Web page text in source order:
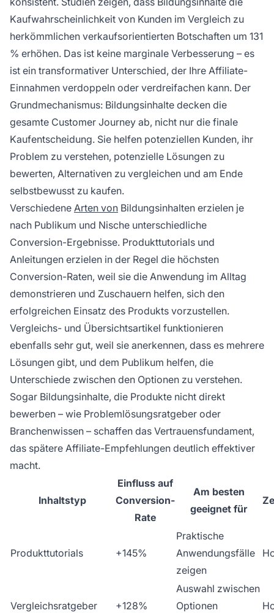
Kaufwahrscheinlichkeit von Kunden im Vergleich zu
herkömmlichen verkaufsorientierten Botschaften um 131
% erhöhen. Das ist keine marginale Verbesserung – es
ist ein transformativer Unterschied, der Ihre Affiliate-
Einnahmen verdoppeln oder verdreifachen kann. Der
Grundmechanismus: Bildungsinhalte decken die
gesamte Customer Journey ab, nicht nur die finale
Kaufentscheidung. Sie helfen potenziellen Kunden, ihr
Problem zu verstehen, potenzielle Lösungen zu
bewerten, Alternativen zu vergleichen und am Ende
selbstbewusst zu kaufen.
Verschiedene Arten von Bildungsinhalten erzielen je
nach Publikum und Nische unterschiedliche
Conversion-Ergebnisse. Produkttutorials und
Anleitungen erzielen in der Regel die höchsten
Conversion-Raten, weil sie die Anwendung im Alltag
demonstrieren und Zuschauern helfen, sich den
erfolgreichen Einsatz des Produkts vorzustellen.
Vergleichs- und Übersichtsartikel funktionieren
ebenfalls sehr gut, weil sie anerkennen, dass es mehrere
Lösungen gibt, und dem Publikum helfen, die
Unterschiede zwischen den Optionen zu verstehen.
Sogar Bildungsinhalte, die Produkte nicht direkt
bewerben – wie Problemlösungsratgeber oder
Branchenwissen – schaffen das Vertrauensfundament,
das spätere Affiliate-Empfehlungen deutlich effektiver
macht.
Inhaltstyp
Einfluss auf
Conversion-
Rate
Am besten
geeignet für
Produkttutorials +145%
Praktische
Anwendungsfälle
zeigen
Vergleichsratgeber +128%
Auswahl zwischen
Optionen